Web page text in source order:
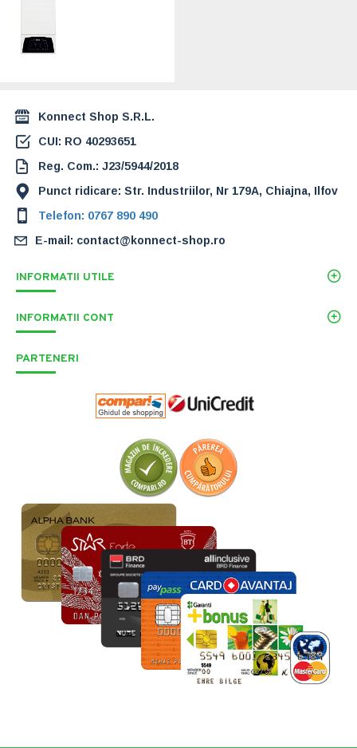
Konnect Shop S.R.L.
CUI: RO 40293651
Reg. Com.: J23/5944/2018
Punct ridicare: Str. Industriilor, Nr 179A, Chiajna, Ilfov
Telefon: 0767 890 490
E-mail: contact@konnect-shop.ro
INFORMATII UTILE
INFORMATII CONT
PARTENERI